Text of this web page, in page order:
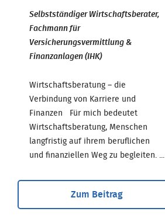
Selbstständiger Wirtschaftsberater,
Fachmann für
Versicherungsvermittlung &
Finanzanlagen (IHK)
Wirtschaftsberatung – die
Verbindung von Karriere und
Finanzen Für mich bedeutet
Wirtschaftsberatung, Menschen
langfristig auf ihrem beruflichen
und finanziellen Weg zu begleiten. ...
Zum Beitrag